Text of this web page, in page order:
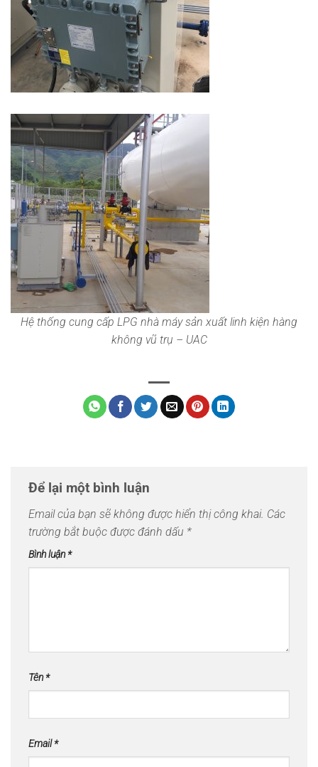
Hệ thống cung cấp LPG nhà máy sản xuất linh kiện hàng
không vũ trụ – UAC
Để lại một bình luận
Email của bạn sẽ không được hiển thị công khai. Các
trường bắt buộc được đánh dấu *
Bình luận*
Tên*
Email*